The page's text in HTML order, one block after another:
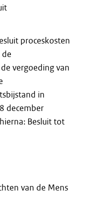
proceskosten
vergoeding van
in
december
Besluit tot
van de Mens